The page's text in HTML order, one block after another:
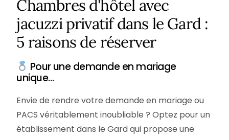
Chambres d'hôtel avec
jacuzzi privatif dans le Gard :
5 raisons de réserver
Pour une demande en mariage
unique…
Envie de rendre votre demande en mariage ou
PACS véritablement inoubliable ? Optez pour un
établissement dans le Gard qui propose une